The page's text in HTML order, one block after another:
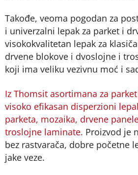
Takođe, veoma pogodan za
i univerzalni lepak za parket i
visokokvalitetan lepak za
drvene blokove i dvoslojne i
koji ima veliku vezivnu moć i
Iz Thomsit asortimana za
visoko efikasan disperzioni
parketa, mozaika, drvene
troslojne laminate. Proizvod je
bez rastvarača, dobre početne
jake veze.